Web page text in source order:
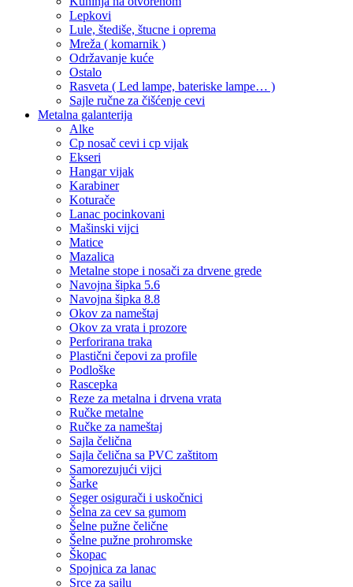
Lepkovi
Lule, štediše, štucne i oprema
Mreža ( komarnik )
Održavanje kuće
Ostalo
Rasveta ( Led lampe, bateriske lampe… )
Sajle ručne za čišćenje cevi
Metalna galanterija
Alke
Cp nosač cevi i cp vijak
Ekseri
Hangar vijak
Karabiner
Koturače
Lanac pocinkovani
Mašinski vijci
Matice
Mazalica
Metalne stope i nosači za drvene grede
Navojna šipka 5.6
Navojna šipka 8.8
Okov za nameštaj
Okov za vrata i prozore
Perforirana traka
Plastični čepovi za profile
Podloške
Rascepka
Reze za metalna i drvena vrata
Ručke metalne
Ručke za nameštaj
Sajla čelična
Sajla čelična sa PVC zaštitom
Samorezujući vijci
Šarke
Seger osigurači i uskočnici
Šelna za cev sa gumom
Šelne pužne čelične
Šelne pužne prohromske
Škopac
Spojnica za lanac
Srce za sajlu